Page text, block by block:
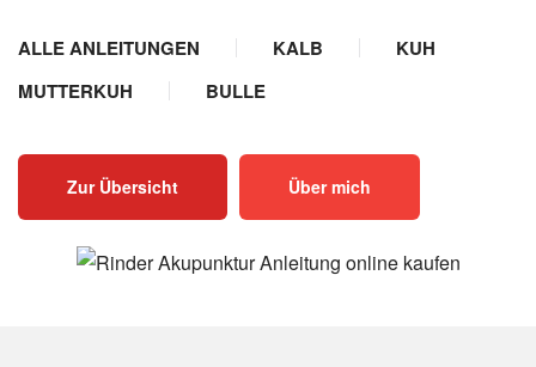
ALLE ANLEITUNGEN KALB
KUH
MUTTERKUH
BULLE
Zur Übersicht Über mich